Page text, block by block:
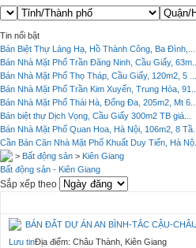
Tin nổi bật
Bán Biệt Thự Láng Hạ, Hồ Thành Công, Ba Đình,...
Bán Nhà Mặt Phố Trần Đăng Ninh, Cầu Giấy, 63m...
Bán Nhà Mặt Phố Thọ Tháp, Cầu Giấy, 120m2, 5 ...
Bán Nhà Mặt Phố Trần Kim Xuyến, Trung Hòa, 91...
Bán Nhà Mặt Phố Thái Hà, Đống Đa, 205m2, Mt 6...
Bán biệt thự Dịch Vọng, Cầu Giấy 300m2 TB giá...
Bán Nhà Mặt Phố Quan Hoa, Hà Nội, 106m2, 8 Tầ...
Cần Bán Căn Nhà Mặt Phố Khuất Duy Tiến, Hà Nộ...
> Bất động sản > Kiên Giang
Bất động sản - Kiên Giang
Sắp xếp theo
BÁN ĐẤT DỰ ÁN AN BÌNH-TẮC CẬU-
Lưu tinĐịa điểm: Châu Thành, Kiên Giang